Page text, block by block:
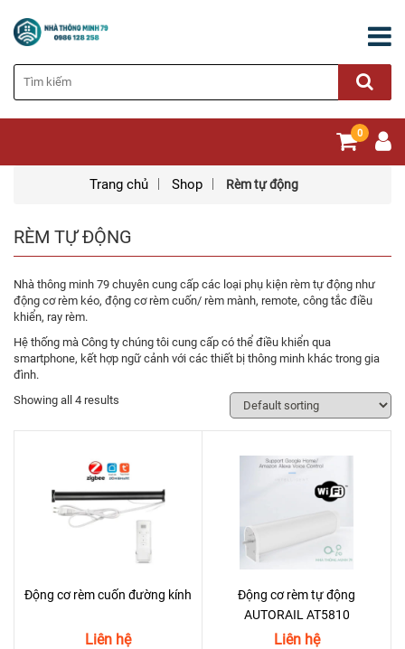
0
Trang chủ Shop Rèm tự động
RÈM TỰ ĐỘNG
Nhà thông minh 79 chuyên cung cấp các loại phụ kiện rèm tự động như
động cơ rèm kéo, động cơ rèm cuốn/ rèm mành, remote, công tắc điều
khiển, ray rèm.
Hệ thống mà Công ty chúng tôi cung cấp có thể điều khiển qua
smartphone, kết hợp ngữ cảnh với các thiết bị thông minh khác trong gia
đình.
Showing all 4 results
Động cơ rèm cuốn đường kính
Liên hệ
Động cơ rèm tự động
AUTORAIL AT5810
Liên hệ